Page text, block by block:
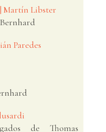
Martín Libster
Paredes
de Thomas